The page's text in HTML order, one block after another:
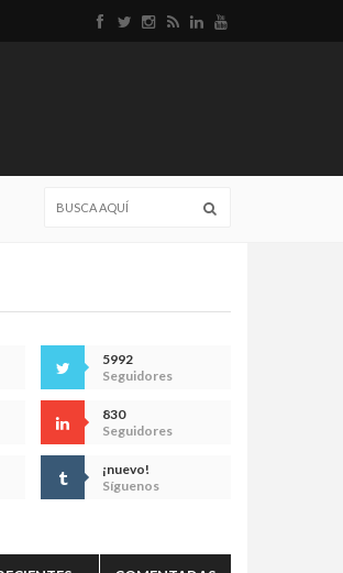
5992
Seguidores
830
Seguidores
¡nuevo!
Síguenos